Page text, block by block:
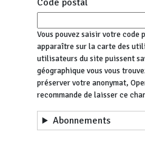
Code postal
Vous pouvez saisir votre code
apparaître sur la carte des
utilisateurs du site puissent
géographique vous vous
préserver votre anonymat,
recommande de laisser ce
Abonnements